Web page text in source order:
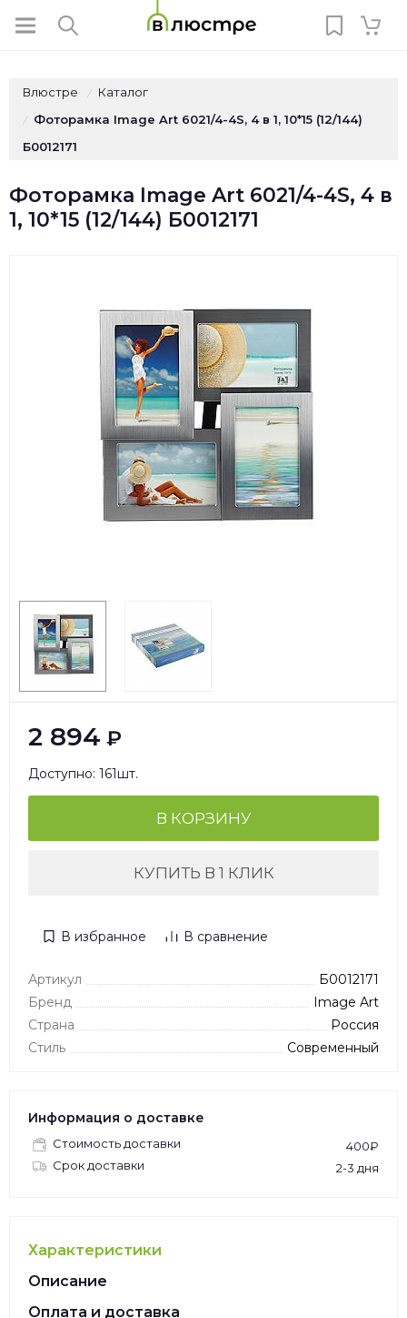
Влюстре / Каталог
/
Фоторамка Image Art 6021/4-4S, 4 в 1, 10*15 (12/144)
Б0012171
Фоторамка Image Art 6021/4-4S, 4 в
1, 10*15 (12/144) Б0012171
2 894 ₽
Доступно: 161шт.
В КОРЗИНУ
КУПИТЬ В 1 КЛИК
В избранное В сравнение
Артикул
Б0012171
Бренд
Image Art
Страна
Россия
Стиль
Современный
Информация о доставке
Стоимость доставки
400₽
Срок доставки
2-3 дня
Характеристики
Описание
Оплата и доставка